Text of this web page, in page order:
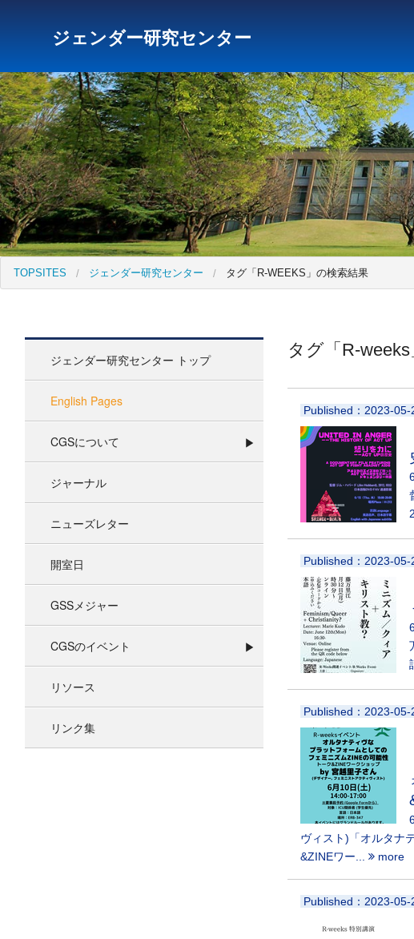
ジェンダー研究センター
研究所トップ 教育研究所 社会科学研究所 キリスト教と文化
TOPSITES ジェンダー研究センター タグ「R-WEEKS」の検索結果
ジェンダー研究センター トップ
English Pages
CGSについて
ジャーナル
ニューズレター
開室日
GSSメジャー
CGSのイベント
リソース
リンク集
タグ「R-
Published：2023-05-
Published：2023-05-
Published：2023-05-
ヴィスト)「オルタナ
&ZINEワー...
more
Published：2023-05-